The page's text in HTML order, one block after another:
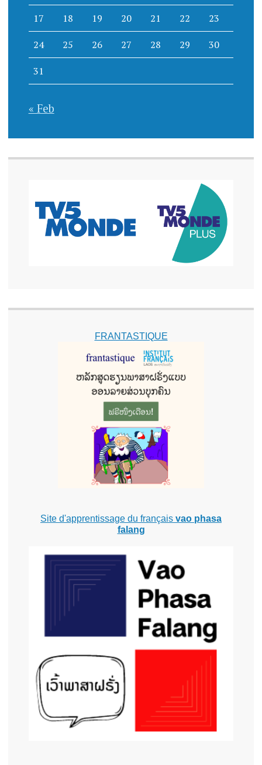
17 18 19 20 21 22 23
24 25 26 27 28 29 30
31
« Feb
FRANTASTIQUE
Site d'apprentissage du français vao phasa
falang